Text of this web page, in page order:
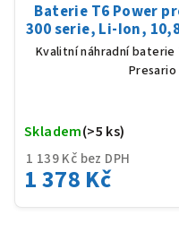
Baterie T6 Power
300 serie, Li-Ion,
Kvalitní náhradní
Presario
1 139 Kč bez DPH
1 378 Kč
Skladem(>5 ks)